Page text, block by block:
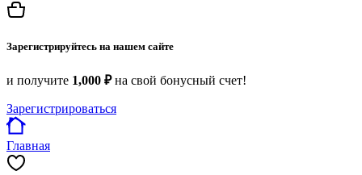
Зарегистрируйтесь на нашем сайте
и получите 1,000 ₽на свой бонусный счет!
Зарегистрироваться
Главная